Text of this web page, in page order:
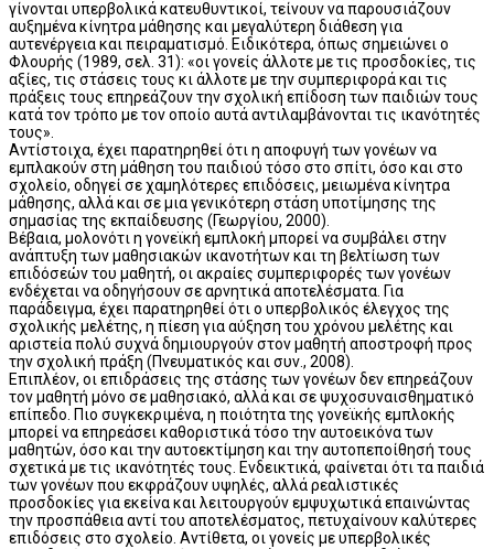
γίνονται υπερβολικά κατευθυντικοί, τείνουν να παρουσιάζουν
αυξημένα κίνητρα μάθησης και μεγαλύτερη διάθεση για
αυτενέργεια και πειραματισμό. Ειδικότερα, όπως σημειώνει ο
Φλουρής (1989, σελ. 31): «οι γονείς άλλοτε με τις προσδοκίες, τις
αξίες, τις στάσεις τους κι άλλοτε με την συμπεριφορά και τις
πράξεις τους επηρεάζουν την σχολική επίδοση των παιδιών τους
κατά τον τρόπο με τον οποίο αυτά αντιλαμβάνονται τις ικανότητές
τους».
Αντίστοιχα, έχει παρατηρηθεί ότι η αποφυγή των γονέων να
εμπλακούν στη μάθηση του παιδιού τόσο στο σπίτι, όσο και στο
σχολείο, οδηγεί σε χαμηλότερες επιδόσεις, μειωμένα κίνητρα
μάθησης, αλλά και σε μια γενικότερη στάση υποτίμησης της
σημασίας της εκπαίδευσης (Γεωργίου, 2000).
Βέβαια, μολονότι η γονεϊκή εμπλοκή μπορεί να συμβάλει στην
ανάπτυξη των μαθησιακών ικανοτήτων και τη βελτίωση των
επιδόσεών του μαθητή, οι ακραίες συμπεριφορές των γονέων
ενδέχεται να οδηγήσουν σε αρνητικά αποτελέσματα. Για
παράδειγμα, έχει παρατηρηθεί ότι ο υπερβολικός έλεγχος της
σχολικής μελέτης, η πίεση για αύξηση του χρόνου μελέτης και
αριστεία πολύ συχνά δημιουργούν στον μαθητή αποστροφή προς
την σχολική πράξη (Πνευματικός και συν., 2008).
Επιπλέον, οι επιδράσεις της στάσης των γονέων δεν επηρεάζουν
τον μαθητή μόνο σε μαθησιακό, αλλά και σε ψυχοσυναισθηματικό
επίπεδο. Πιο συγκεκριμένα, η ποιότητα της γονεϊκής εμπλοκής
μπορεί να επηρεάσει καθοριστικά τόσο την αυτοεικόνα των
μαθητών, όσο και την αυτοεκτίμηση και την αυτοπεποίθησή τους
σχετικά με τις ικανότητές τους. Ενδεικτικά, φαίνεται ότι τα παιδιά
των γονέων που εκφράζουν υψηλές, αλλά ρεαλιστικές
προσδοκίες για εκείνα και λειτουργούν εμψυχωτικά επαινώντας
την προσπάθεια αντί του αποτελέσματος, πετυχαίνουν καλύτερες
επιδόσεις στο σχολείο. Αντίθετα, οι γονείς με υπερβολικές